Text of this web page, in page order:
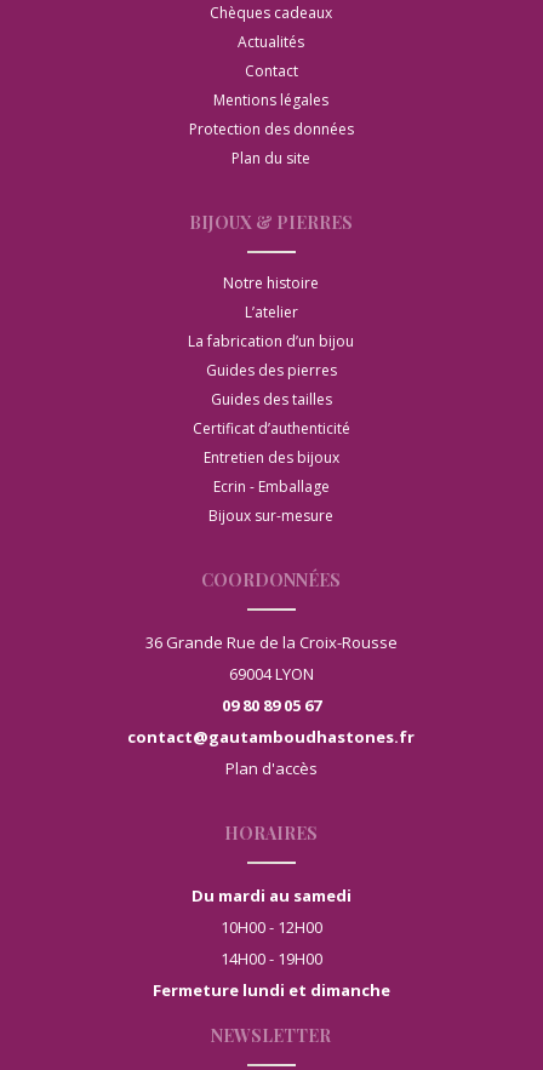
Chèques cadeaux
Actualités
Contact
Mentions légales
Protection des données
Plan du site
BIJOUX & PIERRES
Notre histoire
L’atelier
La fabrication d’un bijou
Guides des pierres
Guides des tailles
Certificat d’authenticité
Entretien des bijoux
Ecrin - Emballage
Bijoux sur-mesure
COORDONNÉES
36 Grande Rue de la Croix-Rousse
69004 LYON
09 80 89 05 67
contact@gautamboudhastones.fr
Plan d'accès
HORAIRES
Du mardi au samedi
10H00 - 12H00
14H00 - 19H00
Fermeture lundi et dimanche
NEWSLETTER